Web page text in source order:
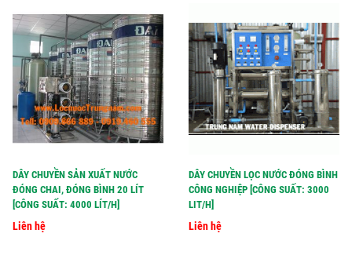
DÂY CHUYỀN SẢN XUẤT NƯỚC
ĐÓNG CHAI, ĐÓNG BÌNH 20 LÍT
[CÔNG SUẤT: 4000 LÍT/H]
Liên hệ
DÂY CHUYỀN LỌC NƯỚC ĐÓNG BÌNH
CÔNG NGHIỆP [CÔNG SUẤT: 3000
LIT/H]
Liên hệ